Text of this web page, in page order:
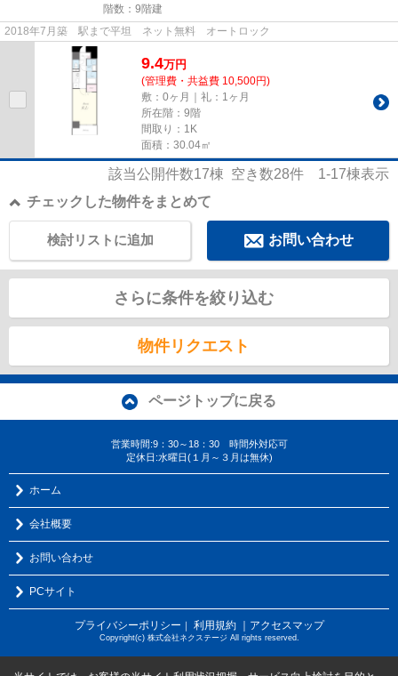
階数：9階建
2018年7月築 駅まで平坦 ネット無料 オートロック
9.4万円
(管理費・共益費 10,500円)
敷：0ヶ月｜礼：1ヶ月
所在階：9階
間取り：1K
面積：30.04㎡
該当公開件数17棟 空き数28件 1-17棟表示
チェックした物件をまとめて
お問い合わせ
検討リストに追加
さらに条件を絞り込む
物件リクエスト
ページトップに戻る
営業時間:9：30～18：30 時間外対応可
定休日:水曜日(１月～３月は無休)
ホーム
会社概要
お問い合わせ
PCサイト
プライバシーポリシー ｜ 利用規約 ｜アクセスマップ
Copyright(c) 株式会社ネクステージ All rights reserved.